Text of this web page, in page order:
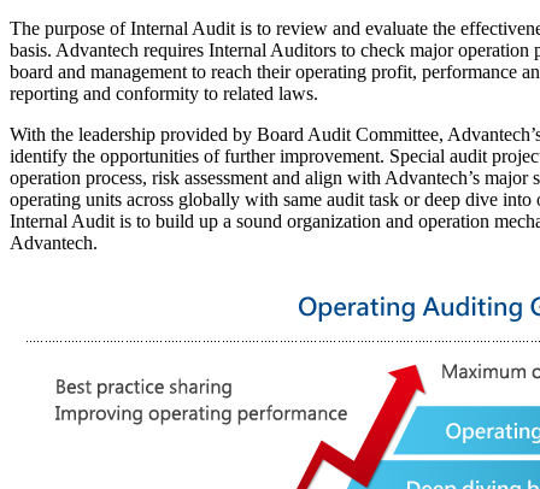
The purpose of Internal Audit is to review and evaluate the
basis. Advantech requires Internal Auditors to check major
board and management to reach their operating profit, performance
reporting and conformity to related laws.
With the leadership provided by Board Audit Committee,
identify the opportunities of further improvement. Special audit
operation process, risk assessment and align with Advantech’s
operating units across globally with same audit task or deep dive
Internal Audit is to build up a sound organization and operation
Advantech.